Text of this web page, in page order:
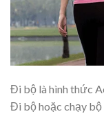
Đi bộ là hình thức
Đi bộ hoặc chạy bộ